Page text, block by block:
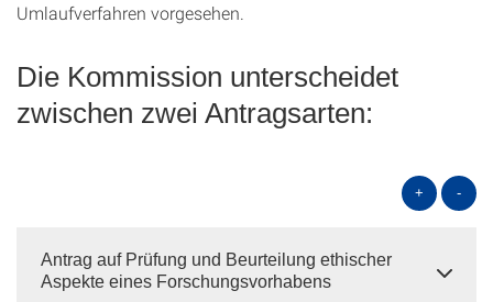
Umlaufverfahren vorgesehen.
Die Kommission unterscheidet
zwischen zwei Antragsarten:
+ -
Antrag auf Prüfung und Beurteilung ethischer
Aspekte eines Forschungsvorhabens